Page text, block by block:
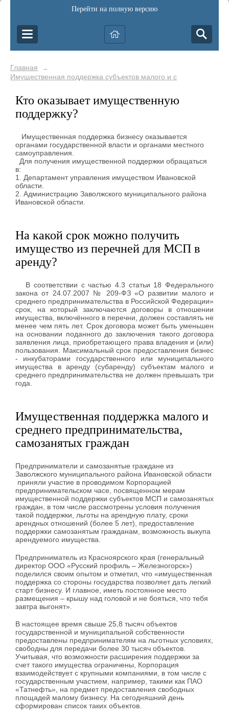
Перейти на полную версию
Главная →
Имущественная поддержка субъектов малого и среднего
Кто оказывает имущественную
поддержку?
Имущественная поддержка бизнесу оказывается
органами государственной власти и органами местного
самоуправления.
Для получения имущественной поддержки обращаться
в:
1. Департамент управления имуществом Ивановской
области.
2. Администрацию Заволжского муниципального района
Ивановской области.
На какой срок можно получить
имущество из перечней для МСП в
аренду?
В соответствии с частью 4.3 статьи 18 Федерального
закона от 24.07.2007 № 209-ФЗ «О развитии малого и
среднего предпринимательства в Российской Федерации»
срок, на который заключаются договоры в отношении
имущества, включённого в перечни, должен составлять не
менее чем пять лет. Срок договора может быть уменьшен
на основании поданного до заключения такого договора
заявления лица, приобретающего права владения и (или)
пользования. Максимальный срок предоставления бизнес
- инкубаторами государственного или муниципального
имущества в аренду (субаренду) субъектам малого и
среднего предпринимательства не должен превышать три
года.
Имущественная поддержка малого и
среднего предпринимательства,
самозанятых граждан
Предприниматели и самозанятые граждане из
Заволжского муниципального района Ивановской области
приняли участие в проводимом Корпорацией
предпринимательском часе, посвященном мерам
имущественной поддержки субъектов МСП и самозанятых
граждан, в том числе рассмотрены условия получения
такой поддержки, льготы на арендную плату, сроки
арендных отношений (более 5 лет), предоставление
поддержки самозанятым гражданам, возможность выкупа
арендуемого имущества.
Предприниматель из Красноярского края (генеральный
директор ООО «Русский профиль – Железногорск»)
поделился своим опытом и отметил, что «имущественная
поддержка со стороны государства позволяет дать легкий
старт бизнесу. И главное, иметь постоянное место
размещения – крышу над головой и не бояться, что тебя
завтра выгонят».
В настоящее время свыше 25,8 тысяч объектов
государственной и муниципальной собственности
предоставлены предпринимателям на льготных условиях,
свободны для передачи более 30 тысяч объектов.
Учитывая, что возможности расширения поддержки за
счет такого имущества ограничены, Корпорация
взаимодействует с крупными компаниями, в том числе с
государственным участием, например, такими как ПАО
«Татнефть», на предмет предоставления свободных
площадей малому бизнесу. На сегодняшний день
сформирован список таких объектов.